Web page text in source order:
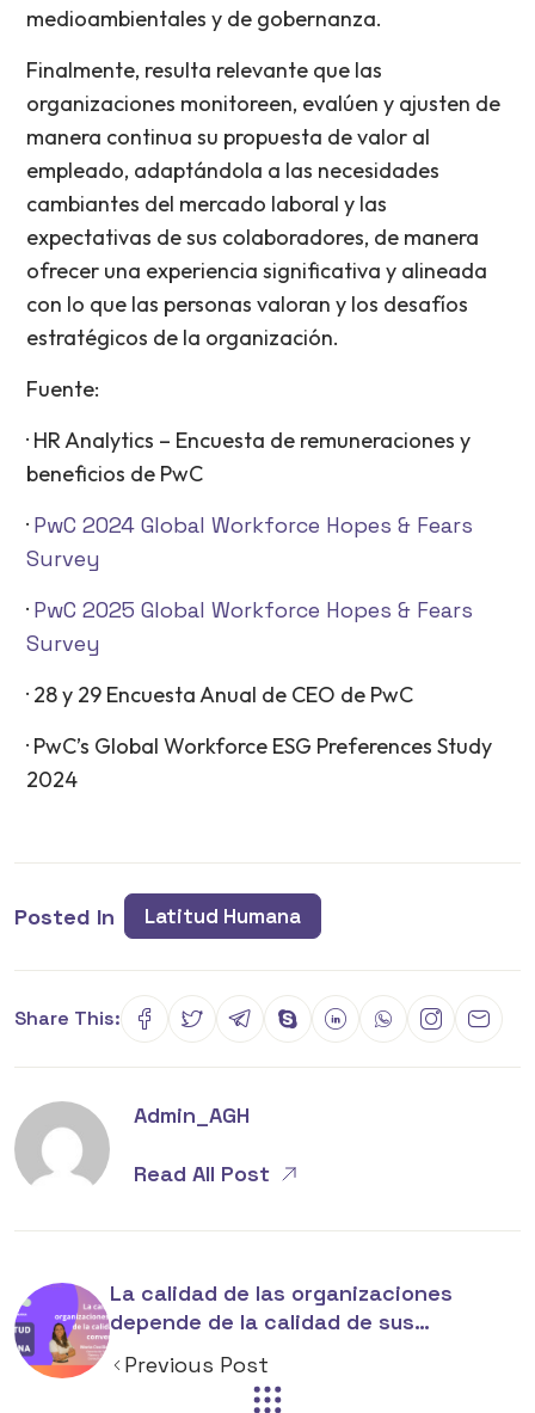
medioambientales y de gobernanza.
Finalmente, resulta relevante que las
organizaciones monitoreen, evalúen y ajusten de
manera continua su propuesta de valor al
empleado, adaptándola a las necesidades
cambiantes del mercado laboral y las
expectativas de sus colaboradores, de manera
ofrecer una experiencia significativa y alineada
con lo que las personas valoran y los desafíos
estratégicos de la organización.
Fuente:
· HR Analytics – Encuesta de remuneraciones y
beneficios de PwC
· PwC 2024 Global Workforce Hopes & Fears
Survey
· PwC 2025 Global Workforce Hopes & Fears
Survey
· 28 y 29 Encuesta Anual de CEO de PwC
· PwC’s Global Workforce ESG Preferences Study
2024
Posted In Latitud Humana
Share This:
Admin_AGH
Read All Post
La calidad de las organizaciones
depende de la calidad de sus
Previous Post